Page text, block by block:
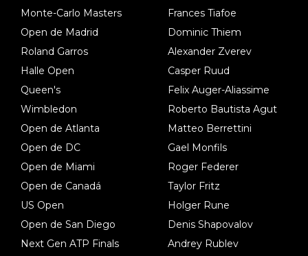
Monte-Carlo Masters
Open de Madrid
Roland Garros
Halle Open
Queen's
Wimbledon
Open de Atlanta
Open de DC
Open de Miami
Open de Canadá
US Open
Open de San Diego
Next Gen ATP Finals
Frances Tiafoe
Dominic Thiem
Alexander Zverev
Casper Ruud
Felix Auger-Aliassime
Roberto Bautista Agut
Matteo Berrettini
Gael Monfils
Roger Federer
Taylor Fritz
Holger Rune
Denis Shapovalov
Andrey Rublev